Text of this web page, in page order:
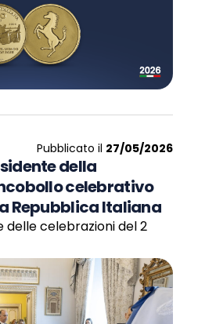
Pubblicato il 27/05/2026
della
celebrativo
Repubblica Italiana
delle celebrazioni del 2